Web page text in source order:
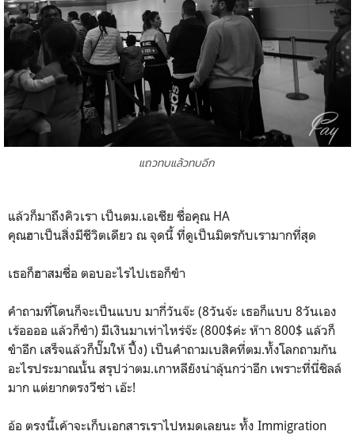
แถวทบแล้วทบอีก
แล้วก็มาถึงคิวเรา เป็นตม.เอเชีย ชื่อคุณ HA
คุณฮาเป็นสิ่งมีชีวิตเดียว ณ จุดนี้ ที่ดูเป็นมิตรกับเรามากที่สุด
เธอก็ฮาสมชื่อ ตอบอะไรไปเธอก็ขำ
คำถามที่โดนก็จะเป็นแบบ มากี่วันจ๊ะ (8วันจ้ะ เธอก็แบบ 8วันเอง
เร้ออออ แล้วก็ขำ) มีเงินมาเท่าไหร่จ๊ะ (800$ค่ะ ห๊าา 800$ แล้วก็
ขำอีก เสร็จแล้วก็ปั๊มให้ ปึ้ง) เป็นคำถามเบสิคที่ตม.ทั้งโลกถามกัน
อะไรประมาณนั้น สรุปว่าตม.เกาหลียังน่าลุ้นกว่าอีก เพราะที่นี่ชิลล์
มาก แต่ยากตรงวีซ่า เอ๊ะ!
อ้อ ตรงนี้เค้าจะเก็บเอกสารเราไปหมดเลยนะ ทั้ง Immigration